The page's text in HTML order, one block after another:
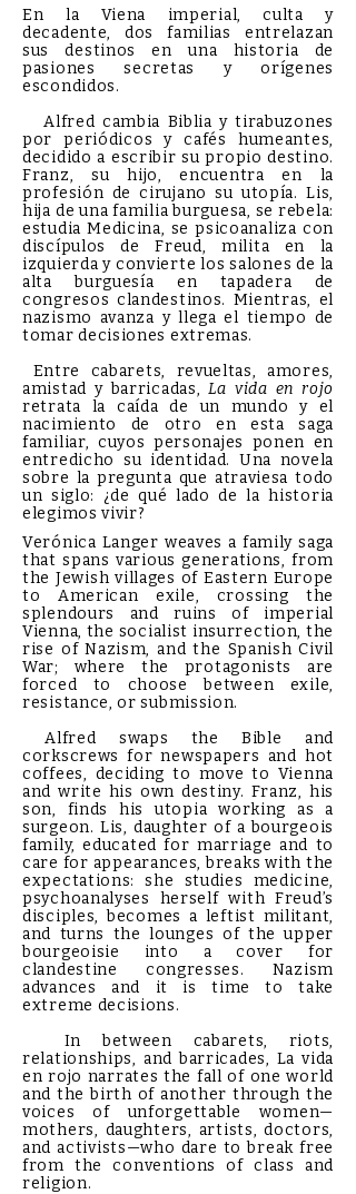
En la Viena imperial, culta y
decadente, dos familias entrelazan
sus destinos en una historia de
pasiones secretas y orígenes
escondidos.
Alfred cambia Biblia y tirabuzones
por periódicos y cafés humeantes,
decidido a escribir su propio destino.
Franz, su hijo, encuentra en la
profesión de cirujano su utopía. Lis,
hija de una familia burguesa, se rebela:
estudia Medicina, se psicoanaliza con
discípulos de Freud, milita en la
izquierda y convierte los salones de la
alta burguesía en tapadera de
congresos clandestinos. Mientras, el
nazismo avanza y llega el tiempo de
tomar decisiones extremas.
Entre cabarets, revueltas, amores,
amistad y barricadas,La vida en rojo
retrata la caída de un mundo y el
nacimiento de otro en esta saga
familiar, cuyos personajes ponen en
entredicho su identidad. Una novela
sobre la pregunta que atraviesa todo
un siglo: ¿de qué lado de la historia
elegimos vivir?
Verónica Langer weaves a family saga
that spans various generations, from
the Jewish villages of Eastern Europe
to American exile, crossing the
splendours and ruins of imperial
Vienna, the socialist insurrection, the
rise of Nazism, and the Spanish Civil
War; where the protagonists are
forced to choose between exile,
resistance, or submission.
Alfred swaps the Bible and
corkscrews for newspapers and hot
coffees, deciding to move to Vienna
and write his own destiny. Franz, his
son, finds his utopia working as a
surgeon. Lis, daughter of a bourgeois
family, educated for marriage and to
care for appearances, breaks with the
expectations: she studies medicine,
psychoanalyses herself with Freud’s
disciples, becomes a leftist militant,
and turns the lounges of the upper
bourgeoisie into a cover for
clandestine congresses. Nazism
advances and it is time to take
extreme decisions.
In between cabarets, riots,
relationships, and barricades, La vida
en rojo narrates the fall of one world
and the birth of another through the
voices of unforgettable women—
mothers, daughters, artists, doctors,
and activists—who dare to break free
from the conventions of class and
religion.